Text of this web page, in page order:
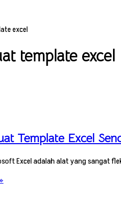
excel
template excel
Template Excel
Excel adalah alat yang sangat